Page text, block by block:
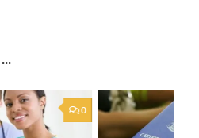
0